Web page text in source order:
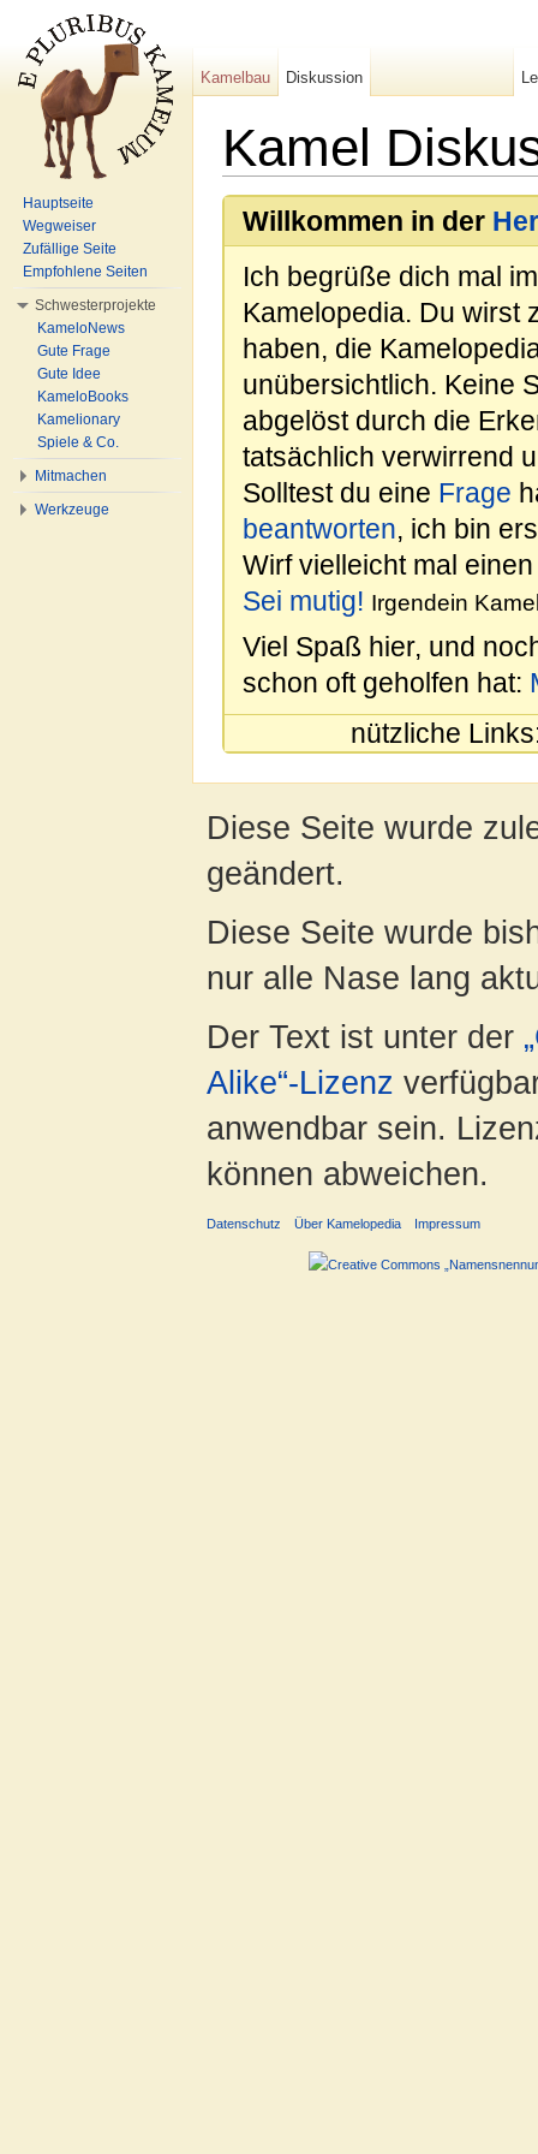
Kamel
Willkommen in der
Ich begrüße dich mal
Kamelopedia. Du wirst
haben, die
unübersichtlich. Keine
abgelöst durch die
tatsächlich verwirrend
Solltest du eine Frage
beantworten, ich bin
Wirf vielleicht mal
Sei mutig! Irgendein
Viel Spaß hier, und
schon oft geholfen hat:
nützliche
Kamelbau Diskussion
Hauptseite
Wegweiser
Zufällige Seite
Empfohlene Seiten
Schwesterprojekte
KameloNews
Gute Frage
Gute Idee
KameloBooks
Kamelionary
Spiele & Co.
Mitmachen
Werkzeuge
Diese Seite wurde
geändert.
Diese Seite wurde
nur alle Nase lang
Der Text ist unter der
Alike“-Lizenz
anwendbar sein.
können abweichen.
Datenschutz Über Kamelopedia Impressum